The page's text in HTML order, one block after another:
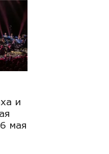
и
мая